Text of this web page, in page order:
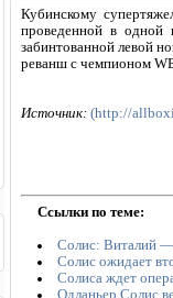
Кубинскому
проведенной в одной
забинтованной левой
реванш с чемпионом
Источник: (http://
Ссылки по теме:
Солис: Виталий —
Солис ожидает
Солиса ждет
Одланьер Солис